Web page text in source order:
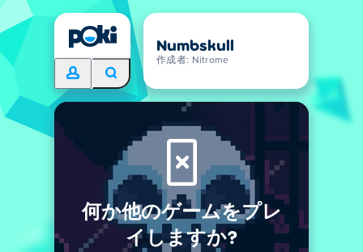
Numbskull
作成者: Nitrome
何か他のゲームをプレ
イしますか?